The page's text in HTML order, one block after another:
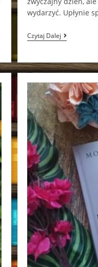
wydarzyć. Upłynie
Czytaj Dalej Witamy
W
Café
Jennifer